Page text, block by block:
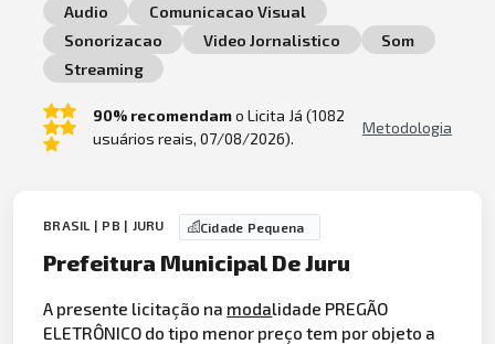
Audio
Comunicacao Visual
Sonorizacao
Video Jornalistico
Som
Streaming
90% recomendamo Licita Já (1082
usuários reais, 07/08/2026).
Metodologia
BRASIL | PB | JURU Cidade Pequena
Prefeitura Municipal De Juru
A presente licitação na modalidade PREGÃO
ELETRÔNICO do tipo menor preço tem por objeto a